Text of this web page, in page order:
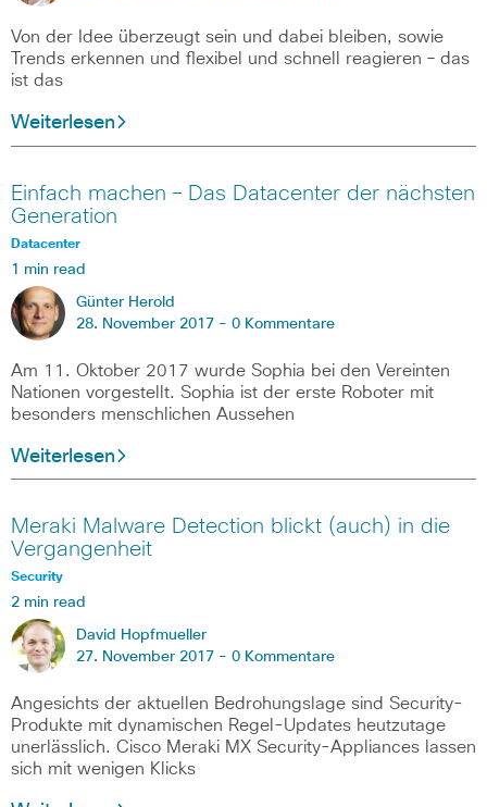
Von der Idee überzeugt sein und dabei bleiben, sowie
Trends erkennen und flexibel und schnell reagieren – das
ist das
Weiterlesen
Einfach machen – Das Datacenter der nächsten
Generation
Datacenter
1 min read
Günter Herold
28. November 2017 - 0 Kommentare
Am 11. Oktober 2017 wurde Sophia bei den Vereinten
Nationen vorgestellt. Sophia ist der erste Roboter mit
besonders menschlichen Aussehen
Weiterlesen
Meraki Malware Detection blickt (auch) in die
Vergangenheit
Security
2 min read
David Hopfmueller
27. November 2017 - 0 Kommentare
Angesichts der aktuellen Bedrohungslage sind Security-
Produkte mit dynamischen Regel-Updates heutzutage
unerlässlich. Cisco Meraki MX Security-Appliances lassen
sich mit wenigen Klicks